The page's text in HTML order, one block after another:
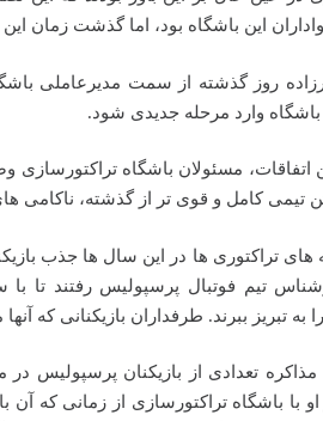
این باشگاه بود، اما گذشت زمان
روز گذشته از سمت مدیرعاملی
وارد مرحله جدیدی شود.
اتفاقات، مسئولان باشگاه تراکتورسازی
تیمی کامل و قوی تر از گذشته، ناکامی
های تراکتوری ها در این سال ها جذب
تیم فوتبال پرسپولیس رفتند تا
به تبریز ببرند. طرفداران بازیکنانی که
مذاکره تعدادی از بازیکنان پرسپولیس
او با باشگاه تراکتورسازی از زمانی